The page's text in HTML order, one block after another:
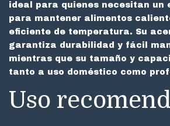
ideal para quienes necesitan un
para mantener alimentos
eficiente de temperatura. Su
garantiza durabilidad y fácil
mientras que su tamaño y
tanto a uso doméstico como
Uso